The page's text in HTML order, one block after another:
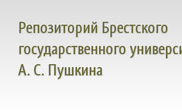
Репозиторий Брестского
государственного
А. С. Пушкина